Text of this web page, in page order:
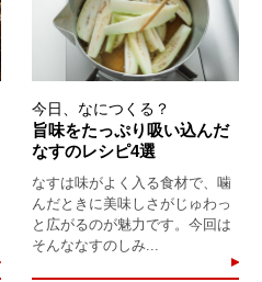
今日、なにつくる？
旨味をたっぷり吸い込んだ
なすのレシピ4選
なすは味がよく入る食材で、噛
んだときに美味しさがじゅわっ
と広がるのが魅力です。今回は
そんななすのしみ...